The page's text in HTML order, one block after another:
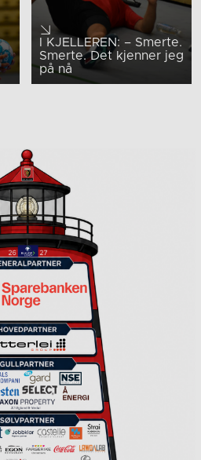
I KJELLEREN: – Smerte.
Smerte. Det kjenner jeg
på nå